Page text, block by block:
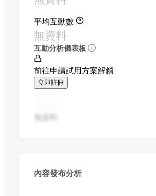
平均互動數
無資料
互動分析儀表板
前往申請試用方案解鎖
立即註冊
無資料
內容發布分析